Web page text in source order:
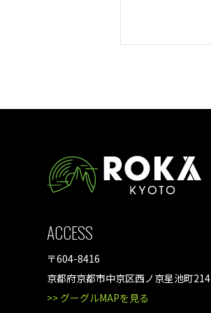
ACCESS
〒604-8416
京都府京都市中京区西ノ京星池町214
>> グーグルMAPを見る